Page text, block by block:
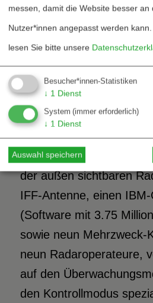
Datenverbindungen zu
Einsatzzentralen
Centers, CRCs) sowie zu
Kampfflugzeugen in der
Flugabwehrraketen am
Jedes der 18 E-3A-
der außen sichtbaren
IFF-Antenne, einen
(Software mit 3.75
sowie neun Mehrzweck-
neun Radaroperateure,
auf den
den Kontrollmodus
messen, damit die Website besser
Nutzer*innen angepasst werden kann.
lesen Sie bitte unsere
Besucher*innen-Statistiken
↓ 1 Dienst
System (immer erforderlich)
↓ 1 Dienst
Auswahl speichern